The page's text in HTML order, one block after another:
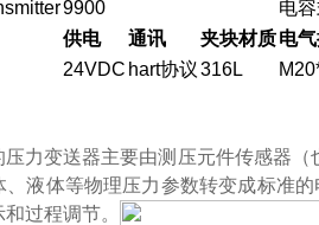
9900
电
供电 通讯 夹块材质电气
24VDC hart协议316L
力变送器主要由测压元件传感器（
、液体等物理压力参数转变成标准的
过程调节。